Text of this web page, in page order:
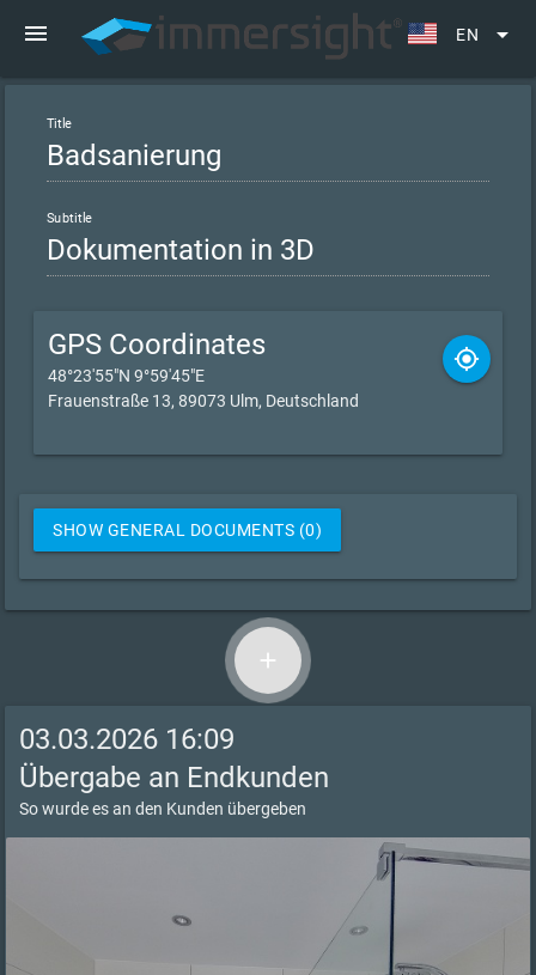
EN arrow_drop_down
menu
Title
Subtitle
GPS Coordinates
48°23'55"N 9°59'45"E
Frauenstraße 13, 89073 Ulm, Deutschland
gps_fixed
SHOW GENERAL DOCUMENTS (0)
add
03.03.2026 16:09
Übergabe an Endkunden
So wurde es an den Kunden übergeben